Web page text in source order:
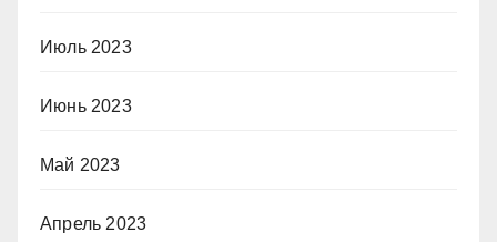
Июль 2023
Июнь 2023
Май 2023
Апрель 2023